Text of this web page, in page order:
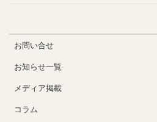
お問い合せ
お知らせ一覧
メディア掲載
コラム